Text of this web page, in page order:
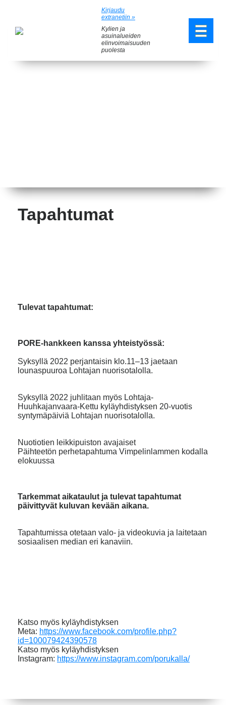
Kirjaudu
extranetiin »
Kylien ja
asuinalueiden
elinvoimaisuuden
puolesta
Tapahtumat
Tulevat tapahtumat:
PORE-hankkeen kanssa yhteistyössä:
Syksyllä 2022 perjantaisin klo.11–13 jaetaan
lounaspuuroa Lohtajan nuorisotalolla.
Syksyllä 2022 juhlitaan myös Lohtaja-
Huuhkajanvaara-Kettu kyläyhdistyksen 20-vuotis
syntymäpäiviä Lohtajan nuorisotalolla.
Nuotiotien leikkipuiston avajaiset
Päihteetön perhetapahtuma Vimpelinlammen kodalla
elokuussa
Tarkemmat aikataulut ja tulevat tapahtumat
päivittyvät kuluvan kevään aikana.
Tapahtumissa otetaan valo- ja videokuvia ja laitetaan
sosiaalisen median eri kanaviin.
Katso myös kyläyhdistyksen
Meta: https://www.facebook.com/profile.php?
id=100079424390578
Katso myös kyläyhdistyksen
Instagram: https://www.instagram.com/porukalla/